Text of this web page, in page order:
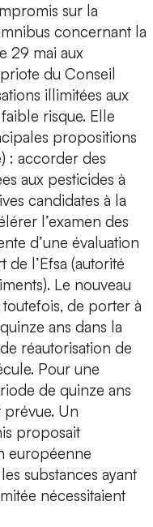
sur la
concernant la
29 mai aux
du Conseil
illimitées aux
risque. Elle
propositions
: accorder des
aux pesticides à
candidates à la
l’examen des
d’une évaluation
l’Efsa (autorité
Le nouveau
de porter à
ans dans la
réautorisation de
Pour une
de quinze ans
Un
proposait
européenne
substances ayant
nécessitaient